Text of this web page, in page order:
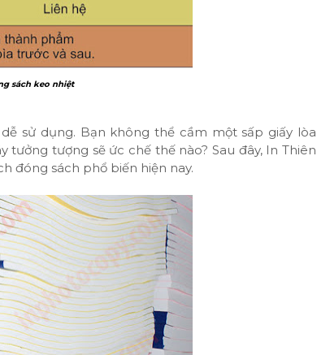
sách keo nhiệt
sử dụng. Bạn không thể cầm một sấp giấy lòa
tượng sẽ ức chế thế nào? Sau đây, In Thiên
đóng sách phổ biến hiện nay.